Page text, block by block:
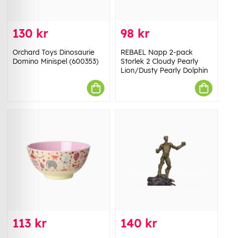
130 kr
Orchard Toys Dinosaurie
Domino Minispel (600353)
98 kr
REBAEL Napp 2-pack
Storlek 2 Cloudy Pearly
Lion/Dusty Pearly Dolphin
113 kr 140 kr